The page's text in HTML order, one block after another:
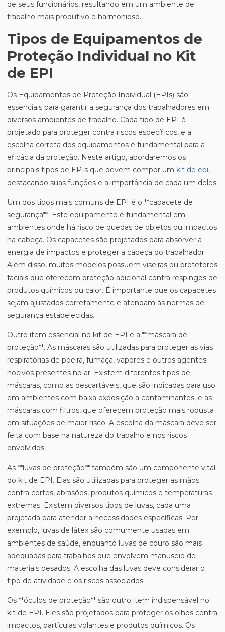
de seus funcionários, resultando em um ambiente de
trabalho mais produtivo e harmonioso.
Tipos de Equipamentos de
Proteção Individual no Kit
de EPI
Os Equipamentos de Proteção Individual (EPIs) são
essenciais para garantir a segurança dos trabalhadores em
diversos ambientes de trabalho. Cada tipo de EPI é
projetado para proteger contra riscos específicos, e a
escolha correta dos equipamentos é fundamental para a
eficácia da proteção. Neste artigo, abordaremos os
principais tipos de EPIs que devem compor um kit de epi,
destacando suas funções e a importância de cada um deles.
Um dos tipos mais comuns de EPI é o **capacete de
segurança**. Este equipamento é fundamental em
ambientes onde há risco de quedas de objetos ou impactos
na cabeça. Os capacetes são projetados para absorver a
energia de impactos e proteger a cabeça do trabalhador.
Além disso, muitos modelos possuem viseiras ou protetores
faciais que oferecem proteção adicional contra respingos de
produtos químicos ou calor. É importante que os capacetes
sejam ajustados corretamente e atendam às normas de
segurança estabelecidas.
Outro item essencial no kit de EPI é a **máscara de
proteção**. As máscaras são utilizadas para proteger as vias
respiratórias de poeira, fumaça, vapores e outros agentes
nocivos presentes no ar. Existem diferentes tipos de
máscaras, como as descartáveis, que são indicadas para uso
em ambientes com baixa exposição a contaminantes, e as
máscaras com filtros, que oferecem proteção mais robusta
em situações de maior risco. A escolha da máscara deve ser
feita com base na natureza do trabalho e nos riscos
envolvidos.
As **luvas de proteção** também são um componente vital
do kit de EPI. Elas são utilizadas para proteger as mãos
contra cortes, abrasões, produtos químicos e temperaturas
extremas. Existem diversos tipos de luvas, cada uma
projetada para atender a necessidades específicas. Por
exemplo, luvas de látex são comumente usadas em
ambientes de saúde, enquanto luvas de couro são mais
adequadas para trabalhos que envolvem manuseio de
materiais pesados. A escolha das luvas deve considerar o
tipo de atividade e os riscos associados.
Os **óculos de proteção** são outro item indispensável no
kit de EPI. Eles são projetados para proteger os olhos contra
impactos, partículas volantes e produtos químicos. Os